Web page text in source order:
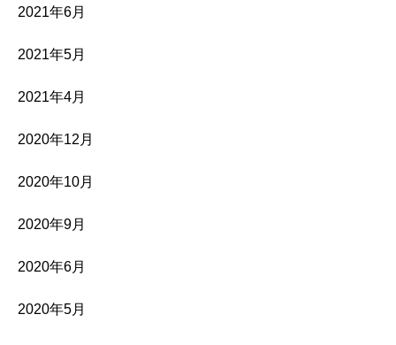
2021年6月
2021年5月
2021年4月
2020年12月
2020年10月
2020年9月
2020年6月
2020年5月